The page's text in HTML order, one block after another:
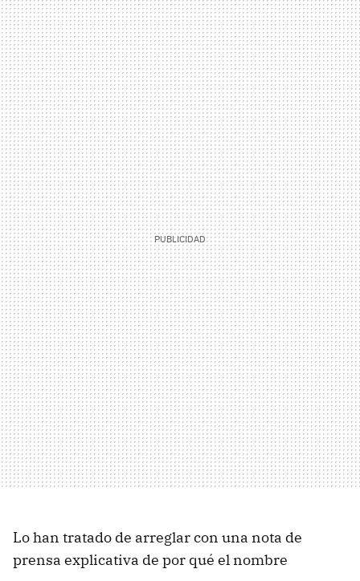
Lo han tratado de arreglar con una nota de
prensa explicativa de por qué el nombre